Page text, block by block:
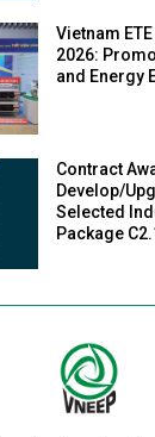
Vietnam
2026:
and Energy
Contract
Develop/
Selected
Package